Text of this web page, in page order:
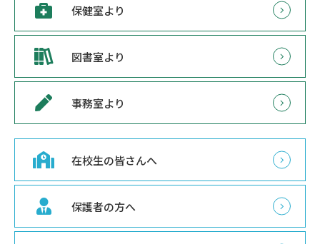
保健室より
図書室より
事務室より
在校生の皆さんへ
保護者の方へ